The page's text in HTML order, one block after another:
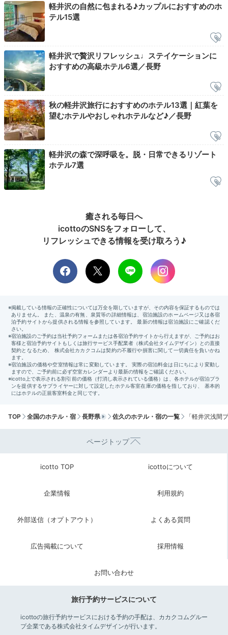
敷地内の散策路① 敷
敷地内には15分ほどで1周できる散策路が。見晴らしの
良い「願いの丘」や小川、季節の花々など見所も多数。
カップルでのんびり森林浴をしてはいかが。軽く汗をか
いたら、温泉棟で朝風呂を楽しむのもおすすめ。
ホテルスタッフのおすすめ
ホテル営業の坂内さん
す。
Breakfast
08:00
ゆったりとした気分で
味わう和洋ビュッフェ
朝食ビュッフェ（例）
が並ぶ和洋ビュッフェ。高さ9mもの窓から差し込む朝
軽井沢の自然に包まれる♪カップルにおすすめのホ
テル15選
軽井沢で贅沢リフレッシュ♩ステイケーションに
おすすめの高級ホテル6選／長野
秋の軽井沢旅行におすすめのホテル13選｜紅葉を
望むホテルやおしゃれホテルなど♪／長野
軽井沢の森で深呼吸を。脱・日常できるリゾート
ホテル7選
癒される毎日へ
icottoのSNSをフォローして、
リフレッシュできる情報を受け取ろう♪
TOP 全国のホテル・宿 長野県 佐久のホテル・宿の一覧 「軽井沢浅間
ページトップ
icotto TOP icottoについて
企業情報 利用規約
外部送信（オプトアウト） よくある質問
広告掲載について 採用情報
お問い合わせ
旅行予約サービスについて
icottoの旅行予約サービスにおける予約の手配は、カカクコムグルー
プ企業である株式会社タイムデザインが行います。